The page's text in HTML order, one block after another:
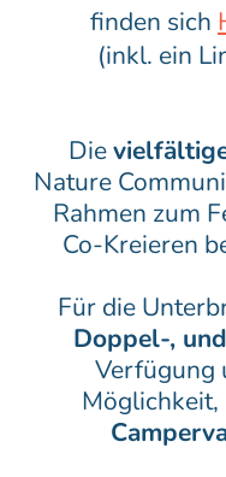
finden sich
(inkl. ein
Die
Nature
Rahmen zum
Co-Kreieren
Für die
Doppel-,
Verfügung
Möglichkeit,